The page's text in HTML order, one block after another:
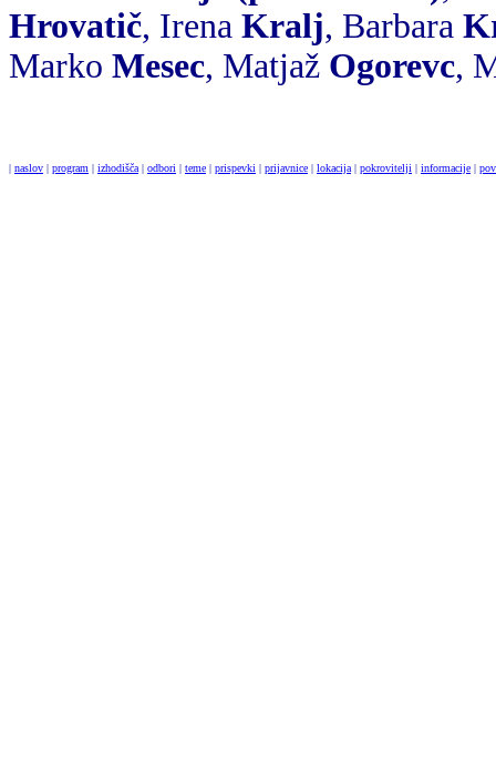
Hrovatič, Irena Kralj, Barbara
Marko Mesec, Matjaž Ogorevc,
| naslov | program | izhodišča | odbori | teme | prispevki | prijavnice | lokacija | pokrovitelji | informacije |